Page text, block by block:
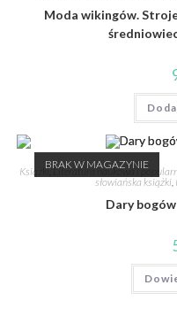
Moda wikingów.
BRAK W MAGAZYNIE
Książki,Literatura naukowa i
słowiańska książki,
Dary